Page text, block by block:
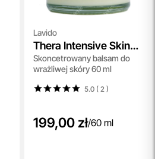
Lavido
Thera Intensive Skin
Balm
Skoncetrowany balsam do
wrażliwej skóry 60 ml
5.0 ( 2 )
199,00 zł/60 ml